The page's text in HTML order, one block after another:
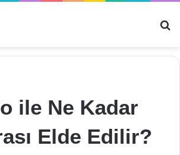
ile Ne Kadar
Elde Edilir?